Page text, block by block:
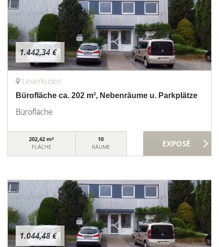
1.442,34 €
Leverkusen
Bürofläche ca. 202 m², Nebenräume u. Parkplätze
Bürofläche
202,42 m²
FLÄCHE
10
RÄUME
1.044,48 €